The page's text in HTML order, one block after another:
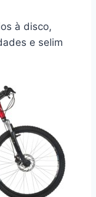
à disco,
e selim